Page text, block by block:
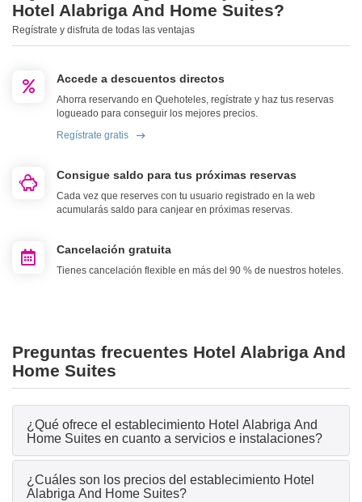
Hotel Alabriga And Home Suites?
Regístrate y disfruta de todas las ventajas
Accede a descuentos directos
Ahorra reservando en Quehoteles, regístrate y haz tus reservas
logueado para conseguir los mejores precios.
Regístrate gratis
Consigue saldo para tus próximas reservas
Cada vez que reserves con tu usuario registrado en la web
acumularás saldo para canjear en próximas reservas.
Cancelación gratuita
Tienes cancelación flexible en más del 90 % de nuestros hoteles.
Preguntas frecuentes Hotel Alabriga And
Home Suites
¿Qué ofrece el establecimiento Hotel Alabriga And
Home Suites en cuanto a servicios e instalaciones?
¿Cuáles son los precios del establecimiento Hotel
Alabriga And Home Suites?